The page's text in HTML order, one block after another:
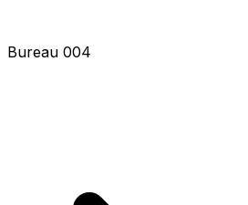
Bureau 004